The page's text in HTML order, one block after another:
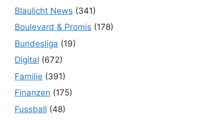
Blaulicht News (341)
Boulevard & Promis (178)
Bundesliga (19)
Digital (672)
Familie (391)
Finanzen (175)
Fussball (48)